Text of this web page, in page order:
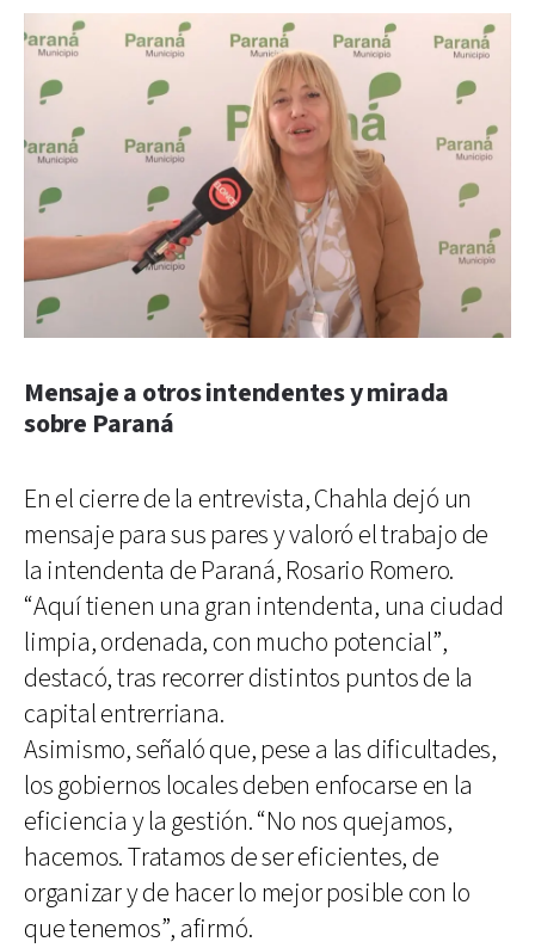
Mensaje a otros intendentes y mirada
sobre Paraná
En el cierre de la entrevista, Chahla dejó un
mensaje para sus pares y valoró el trabajo de
la intendenta de Paraná, Rosario Romero.
“Aquí tienen una gran intendenta, una ciudad
limpia, ordenada, con mucho potencial”,
destacó, tras recorrer distintos puntos de la
capital entrerriana.
Asimismo, señaló que, pese a las dificultades,
los gobiernos locales deben enfocarse en la
eficiencia y la gestión. “No nos quejamos,
hacemos. Tratamos de ser eficientes, de
organizar y de hacer lo mejor posible con lo
que tenemos”, afirmó.